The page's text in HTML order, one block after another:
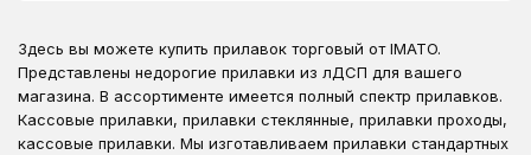
Здесь вы можете купить прилавок торговый от IMATO.
Представлены недорогие прилавки из лДСП для вашего
магазина. В ассортименте имеется полный спектр прилавков.
Кассовые прилавки, прилавки стеклянные, прилавки проходы,
кассовые прилавки. Мы изготавливаем прилавки стандартных